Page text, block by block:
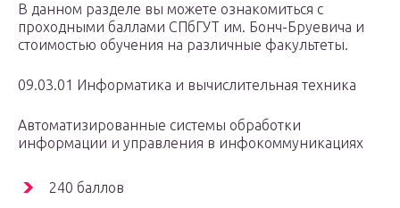
В данном разделе вы можете ознакомиться с
проходными баллами СПбГУТ им. Бонч-Бруевича и
стоимостью обучения на различные факультеты.
09.03.01 Информатика и вычислительная техника
Автоматизированные системы обработки
информации и управления в инфокоммуникациях
240 баллов